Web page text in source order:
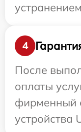
4
После
оплаты
фирменный
устройства